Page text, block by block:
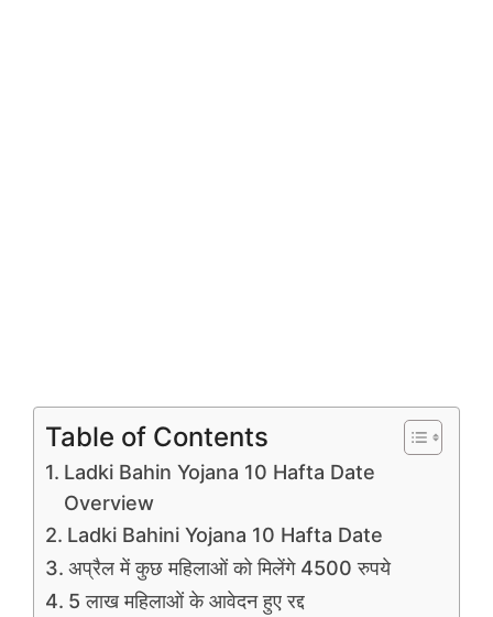
Table of Contents
Ladki Bahin Yojana 10 Hafta Date
Overview
Ladki Bahini Yojana 10 Hafta Date
अप्रैल में कुछ महिलाओं को मिलेंगे 4500 रुपये
5 लाख महिलाओं के आवेदन हुए रद्द